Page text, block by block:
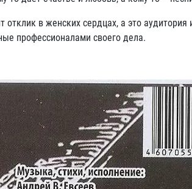
в женских сердцах, а это аудитория и
профессионалами своего дела.